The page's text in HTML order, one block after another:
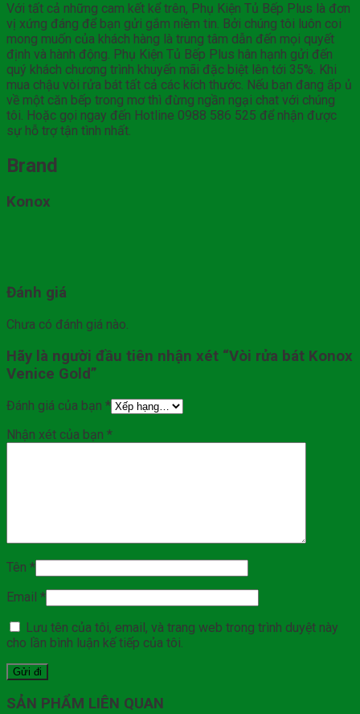
Với tất cả những cam kết kể trên, Phụ Kiện Tủ Bếp Plus là đơn
vị xứng đáng để bạn gửi gắm niềm tin. Bởi chúng tôi luôn coi
mong muốn của khách hàng là trung tâm dẫn đến mọi quyết
định và hành động. Phụ Kiện Tủ Bếp Plus hân hạnh gửi đến
quý khách chương trình khuyến mãi đặc biệt lên tới 35%. Khi
mua chậu vòi rửa bát tất cả các kích thước. Nếu bạn đang ấp ủ
về một căn bếp trong mơ thì đừng ngần ngại chat với chúng
tôi. Hoặc gọi ngay đến Hotline 0988 586 525 để nhận được
sự hỗ trợ tận tình nhất.
Brand
Konox
Đánh giá
Chưa có đánh giá nào.
Hãy là người đầu tiên nhận xét “Vòi rửa bát Konox
Venice Gold”
Đánh giá của bạn *
Nhận xét của bạn *
Tên *
Email *
Lưu tên của tôi, email, và trang web trong trình duyệt này
cho lần bình luận kế tiếp của tôi.
SẢN PHẨM LIÊN QUAN